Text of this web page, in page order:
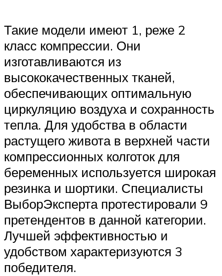
Такие модели имеют 1, реже 2
класс компрессии. Они
изготавливаются из
высококачественных тканей,
обеспечивающих оптимальную
циркуляцию воздуха и сохранность
тепла. Для удобства в области
растущего живота в верхней части
компрессионных колготок для
беременных используется широкая
резинка и шортики. Специалисты
ВыборЭксперта протестировали 9
претендентов в данной категории.
Лучшей эффективностью и
удобством характеризуются 3
победителя.